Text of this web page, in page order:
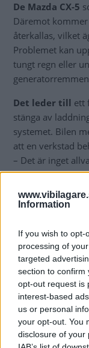
Information
If you wish to
processing of
targeted
section to confirm
opt-out request is
interest-based
us or personal
your opt-out. You
disclosure of your
De Mazda CX-5
Däremot
återkallas, vilket
Problemet kan
tungt regn eller
Det leder till ett
stänga av
systemet. Bilen
att en verkstad
– Det är inget
parametrarna för
Sandberg på
om bilägaren
ladda ur och
Diskutera:
Vad
laddsystemet?
MISSA INTE
MAZDA CX-5